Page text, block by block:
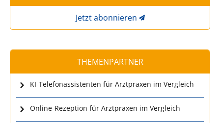
Jetzt abonnieren
THEMENPARTNER
KI-Telefonassistenten für Arztpraxen im Vergleich
Online-Rezeption für Arztpraxen im Vergleich